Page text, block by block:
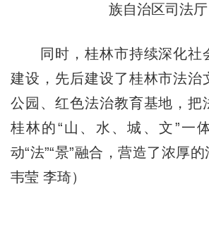
族自治区司法厅
同时，桂林市持续深化社
建设，先后建设了桂林市法治
公园、红色法治教育基地，把
桂林的“山、水、城、文”一
动“法”“景”融合，营造了浓厚
韦莹 李琦）